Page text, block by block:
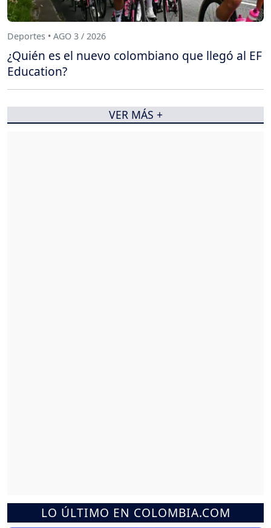
LO ÚLTIMO EN COLOMBIA.COM
Deportes • AGO 3 / 2026
¿Quién es el nuevo colombiano que llegó al EF
Education?
VER MÁS +